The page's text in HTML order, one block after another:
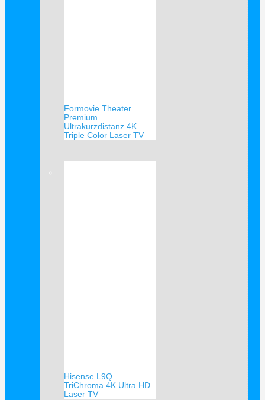
Formovie Theater
Premium
Ultrakurzdistanz 4K
Triple Color Laser TV
Hisense L9Q –
TriChroma 4K Ultra HD
Laser TV